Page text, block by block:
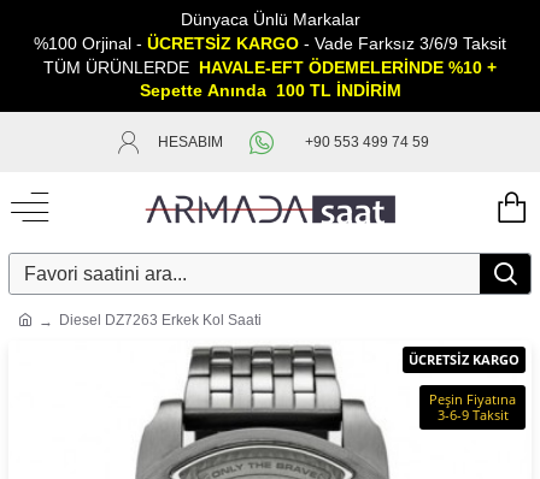
Dünyaca Ünlü Markalar
%100 Orjinal - ÜCRETSİZ KARGO - Vade Farksız 3/6/9 Taksit
TÜM ÜRÜNLERDE HAVALE-EFT ÖDEMELERİNDE %10 +
Sepette Anında 100 TL İNDİRİM
HESABIM +90 553 499 74 59
Diesel DZ7263 Erkek Kol Saati
ÜCRETSİZ KARGO
Peşin Fiyatına
3-6-9 Taksit